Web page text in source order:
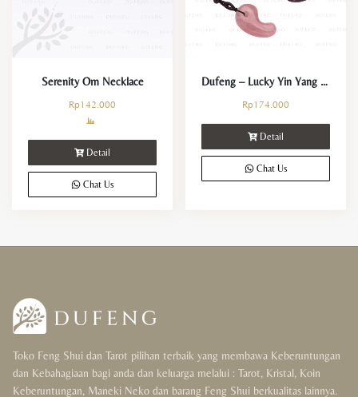
Serenity Om Necklace
Rp142.000
Detail
Chat Us
Dufeng – Lucky Yin Yang Fish Crystal Necklace
Rp174.000
Detail
Chat Us
Toko Feng Shui dan Tarot pilihan terbaik yang membawa Keberuntungan
dan Kebahagiaan bagi anda dan keluarga melalui : Tarot, Kristal, Koin
Keberuntungan, Maneki Neko dan barang Feng Shui berkualitas lainnya.